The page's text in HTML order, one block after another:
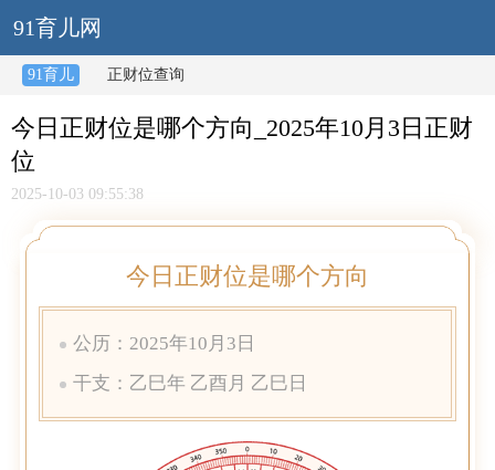
91育儿网
91育儿 正财位查询
今日正财位是哪个方向_2025年10月3日正财
位
2025-10-03 09:55:38
今日正财位是哪个方向
公历：2025年10月3日
干支：乙巳年 乙酉月 乙巳日